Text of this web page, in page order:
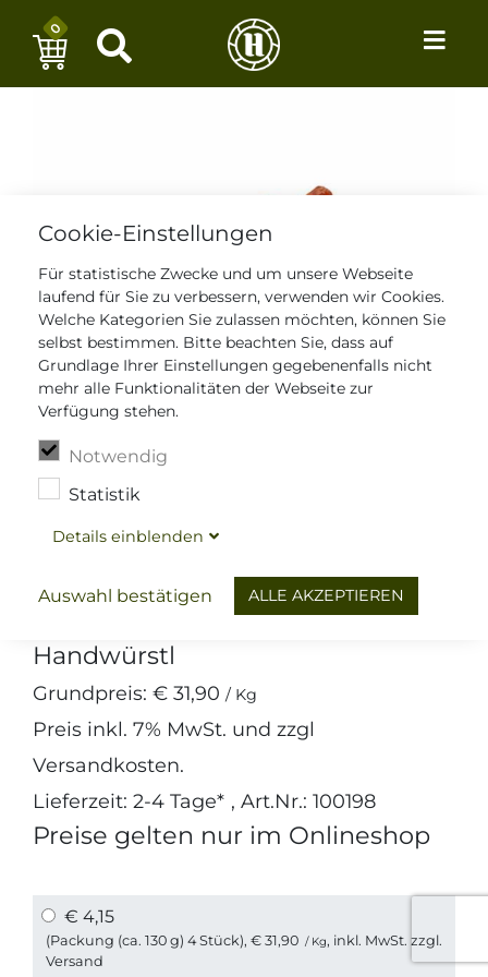
Cookie-Einstellungen
Für statistische Zwecke und um unsere Webseite
laufend für Sie zu verbessern, verwenden wir Cookies.
Welche Kategorien Sie zulassen möchten, können Sie
selbst bestimmen. Bitte beachten Sie, dass auf
Grundlage Ihrer Einstellungen gegebenenfalls nicht
mehr alle Funktionalitäten der Webseite zur
Verfügung stehen.
Notwendig
Statistik
Details einblenden
Auswahl bestätigen ALLE AKZEPTIEREN
0
Wurst Salami, Mett-& Rohwürstchen
Minisalami
Handwürstl
Grundpreis: € 31,90 / Kg
Preis inkl. 7% MwSt. und zzgl
Versandkosten.
Lieferzeit: 2-4 Tage* , Art.Nr.: 100198
Preise gelten nur im Onlineshop
€ 4,15
(Packung (ca. 130 g) 4 Stück), € 31,90 / Kg, inkl. MwSt. zzgl.
Versand